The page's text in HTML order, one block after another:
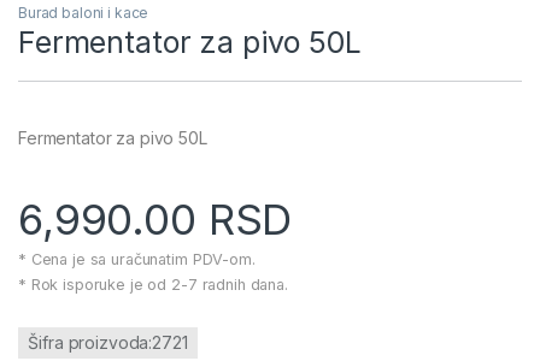
Burad baloni i kace
Fermentator za pivo 50L
Fermentator za pivo 50L
6,990.00 RSD
* Cena je sa uračunatim PDV-om.
* Rok isporuke je od 2-7 radnih dana.
Šifra proizvoda:2721